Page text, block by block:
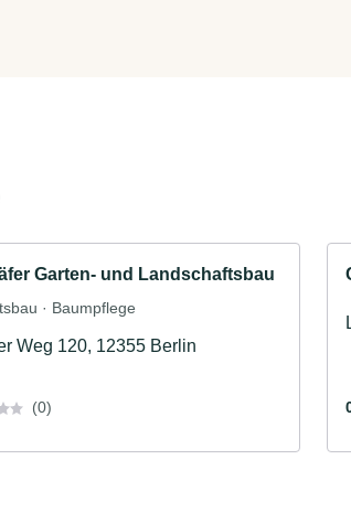
Garten- und Landschaftsbau
· Baumpflege
Weg 120, 12355 Berlin
(0)